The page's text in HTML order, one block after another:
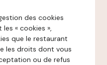
des cookies
« cookies »,
que le restaurant
les droits dont vous
ou de refus